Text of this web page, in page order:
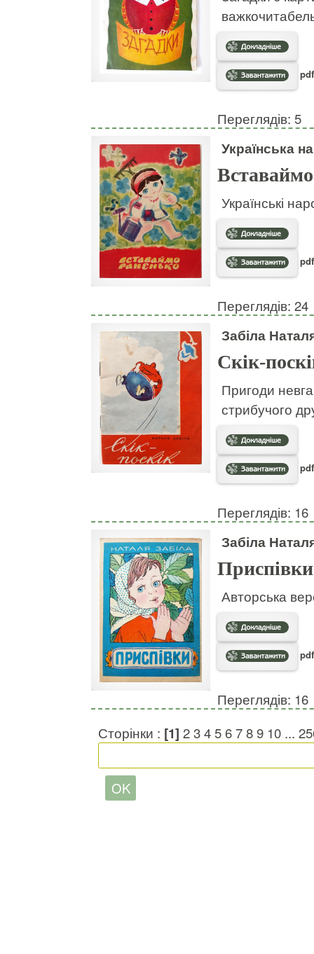
Переглядів: 5
Українська
Українські
Переглядів: 24
Забіла
Скік-
Пригоди
стрибучого
Переглядів: 16
Забіла
Приспівки
Авторська
Переглядів: 16
Сторінки : [1] 23456789 10 ...